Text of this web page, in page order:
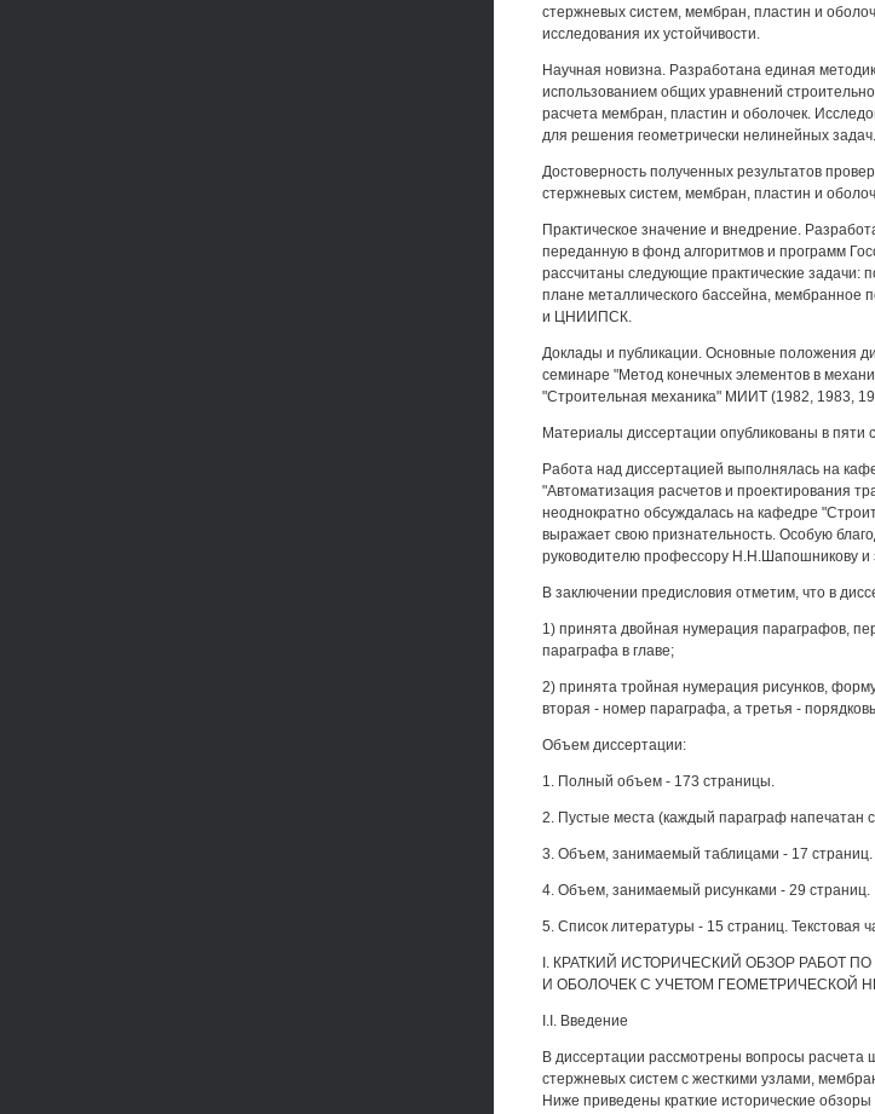
стержневых систем, мембран, пластин и
исследования их устойчивости.
Научная новизна. Разработана единая
использованием общих уравнений
расчета мембран, пластин и оболочек.
для решения геометрически нелинейных задач.
Достоверность полученных результатов
стержневых систем, мембран, пластин и
Практическое значение и внедрение.
переданную в фонд алгоритмов и программ
рассчитаны следующие практические задачи:
плане металлического бассейна,
и ЦНИИПСК.
Доклады и публикации. Основные положения
семинаре "Метод конечных элементов в
"Строительная механика" МИИТ (1982, 1983,
Материалы диссертации опубликованы в пяти
Работа над диссертацией выполнялась на
"Автоматизация расчетов и проектирования
неоднократно обсуждалась на кафедре
выражает свою признательность. Особую
руководителю профессору Н.Н.Шапошникову
В заключении предисловия отметим, что в
1) принята двойная нумерация параграфов,
параграфа в главе;
2) принята тройная нумерация рисунков,
вторая - номер параграфа, а третья -
Объем диссертации:
1. Полный объем - 173 страницы.
2. Пустые места (каждый параграф напечатан
3. Объем, занимаемый таблицами - 17 страниц.
4. Объем, занимаемый рисунками - 29 страниц.
5. Список литературы - 15 страниц. Текстовая
I. КРАТКИЙ ИСТОРИЧЕСКИЙ ОБЗОР РАБОТ
И ОБОЛОЧЕК С УЧЕТОМ ГЕОМЕТРИЧЕСКОЙ
I.I. Введение
В диссертации рассмотрены вопросы расчета
стержневых систем с жесткими узлами,
Ниже приведены краткие исторические